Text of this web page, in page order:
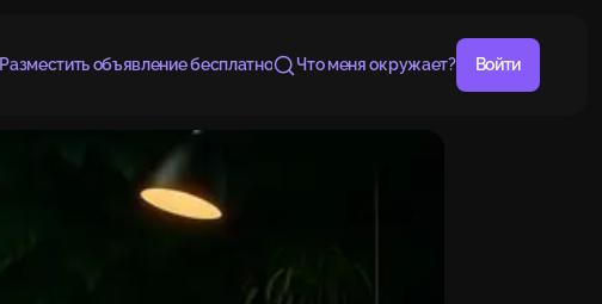
Разместить объявление бесплатно Что меня окружает? Войти